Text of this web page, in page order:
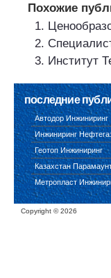
Похожие
Институт
последние
Автодор Инжиниринг
Инжиниринг
Геотоп Инжиниринг
Казахстан
Метропласт
Copyright ©2026